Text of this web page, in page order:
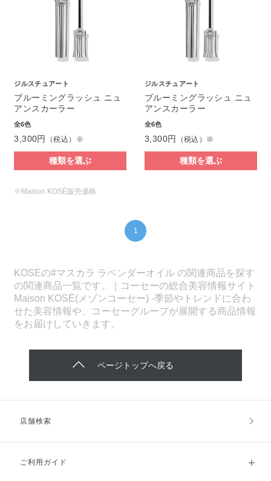
ジルスチュアート
ブルーミングラッシュ ニュ
アンスカーラー
全6色
3,300円 （税込）※
種類を選ぶ
ジルスチュアート
ブルーミングラッシュ ニュ
アンスカーラー
全6色
3,300円 （税込）※
種類を選ぶ
※Maison KOSÉ販売価格
1
KOSEの#マスカラ ラベンダーオイル の関連商品を探す
の関連商品一覧です。｜コーセーの総合美容情報サイト
Maison KOSÉ(メゾンコーセー) -季節やトレンドに合わ
せた美容情報や、コーセーグループが展開する商品情報
をお届けしていきます。
ページトップへ戻る
店舗検索
ご利用ガイド